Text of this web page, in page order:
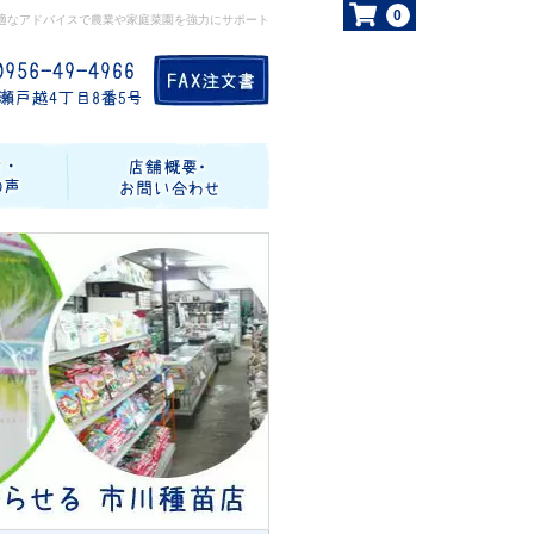
アドバイスで農業や家庭菜園を強力にサポート 0